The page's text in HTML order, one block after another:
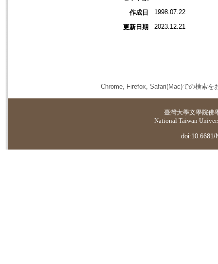
作成日 1998.07.22
更新日期 2023.12.21
Chrome, Firefox, Safari(Mac)での検索を
臺灣大學文學院佛
National Taiwan
doi:10.6681/